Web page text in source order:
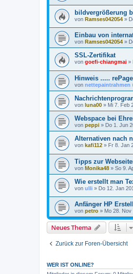
bildvergrößerung
von Ramses042054 »
Einbau von
von Ramses042054 »
SSL-Zertifikat
von goefi-chiangmai »
Hinweis .....
von nettepaintrahmen
von luna00 » Mi 7. Feb
Webspace bei
von peppi » Do 1. Jun
Alternativen nach
von kafi112 » Fr 8. Jan
Tipps zur
von Monika48 » So 9.
Wie erstellt man
von ulli » Do 12. Jan
Anfänger HP
von petro » Mo 28. Nov
Neues Thema
Zurück zur Foren-Übersicht
WER IST ONLINE?